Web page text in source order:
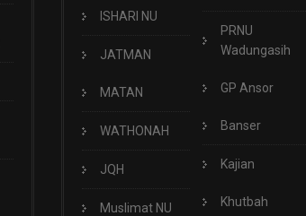
ISHARI NU
JATMAN
MATAN
WATHONAH
JQH
Muslimat NU
PRNU
Wadungasih
GP Ansor
Banser
Kajian
Khutbah